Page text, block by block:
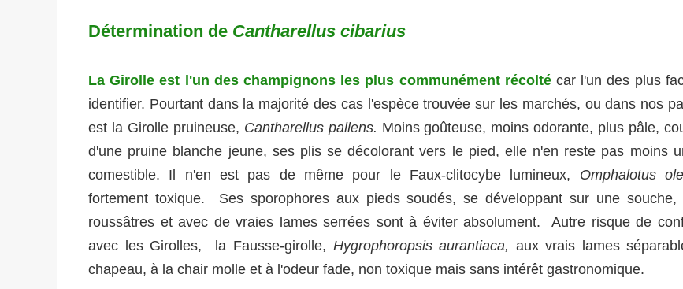
Détermination de Cantharellus cibarius
La Girolle est l'un des champignons les plus communément récoltécar l'un des plus
identifier. Pourtant dans la majorité des cas l'espèce trouvée sur les marchés, ou dans nos
est la Girolle pruineuse, Cantharellus pallens. Moins goûteuse, moins odorante, plus pâle,
d'une pruine blanche jeune, ses plis se décolorant vers le pied, elle n'en reste pas moins
comestible. Il n'en est pas de même pour le Faux-clitocybe lumineux, Omphalotus
fortement toxique. Ses sporophores aux pieds soudés, se développant sur une souche,
roussâtres et avec de vraies lames serrées sont à éviter absolument. Autre risque de
avec les Girolles, la Fausse-girolle, Hygrophoropsis aurantiaca, aux vrais lames
chapeau, à la chair molle et à l'odeur fade, non toxique mais sans intérêt gastronomique.